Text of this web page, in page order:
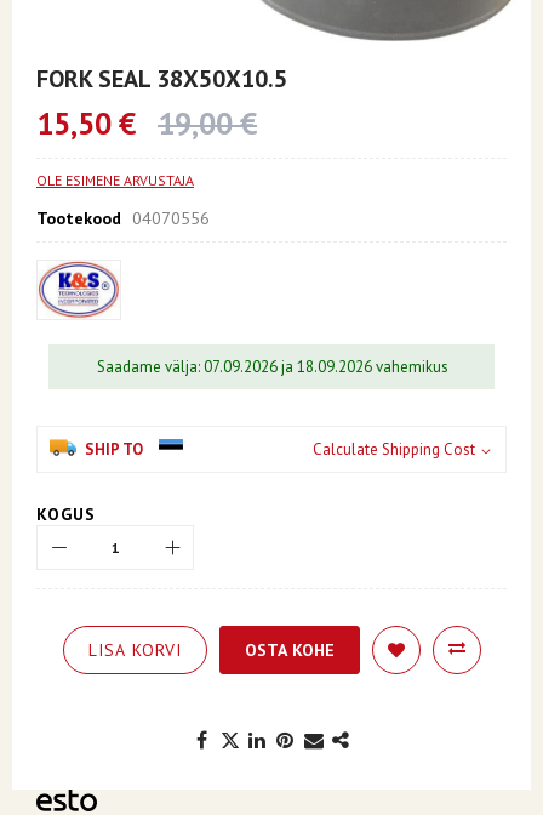
beginning
images
FORK SEAL 38X50X10.5
15,50 € 19,00 €
OLE ESIMENE ARVUSTAJA
Tootekood 04070556
Saadame välja: 07.09.2026 ja 18.09.2026 vahemikus
SHIP TO Calculate Shipping Cost
KOGUS
LISA KORVI OSTA KOHE